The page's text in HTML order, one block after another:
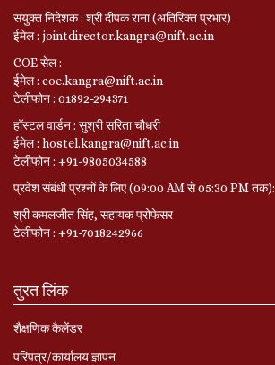
संयुक्त निदेशक : श्री दीपक राना (अतिरिक्त प्रभार)
ईमेल : jointdirector.kangra@nift.ac.in
COE सेल :
ईमेल : coe.kangra@nift.ac.in
टेलीफोन : 01892-294371
हॉस्टल वार्डन : सुश्री सरिता चौधरी
ईमेल : hostel.kangra@nift.ac.in
टेलीफोन : +91-9805034588
प्रवेश संबंधी प्रश्नों के लिए (09:00 AM से 05:30 PM तक):
श्री कमलजीत सिंह, सहायक प्रोफेसर
टेलीफोन : +91-7018242966
तुरत लिंक
शैक्षणिक कैलेंडर
परिपत्र/कार्यालय ज्ञापन